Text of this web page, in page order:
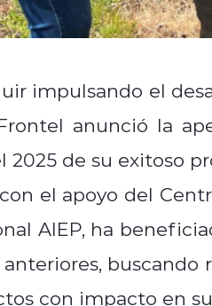
impulsando el
anunció la
de su exitoso
el apoyo del
AIEP, ha
buscando
con impacto en